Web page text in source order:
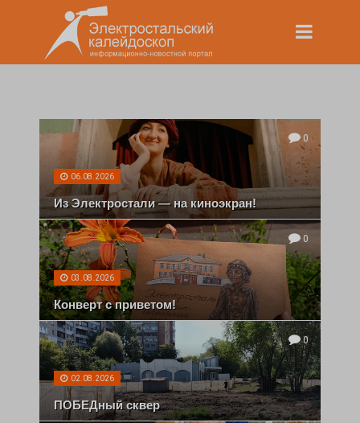
0
06.08.2026
Из Электростали — на киноэкран!
0
03.08.2026
Конверт с приветом!
0
02.08.2026
ПОБЕДный сквер